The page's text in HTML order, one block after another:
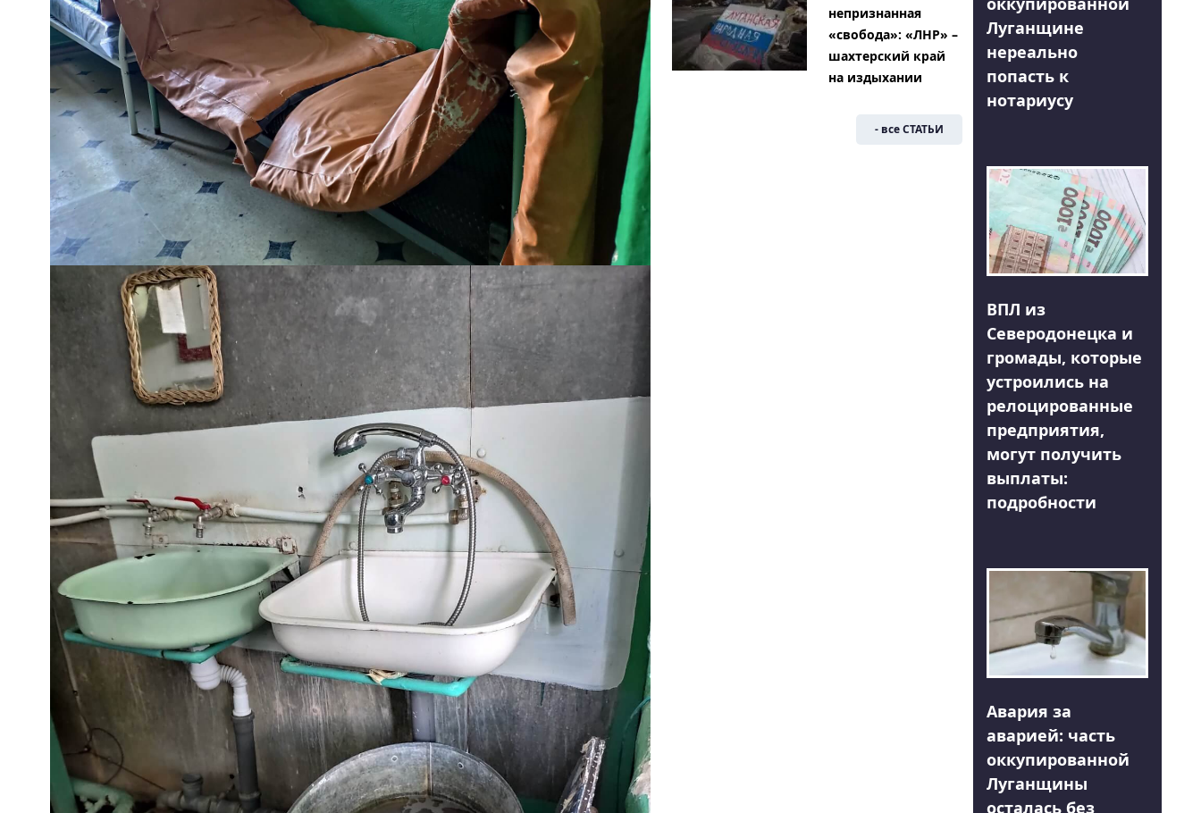
непризнанная
«свобода»: «ЛНР» –
шахтерский край
на издыхании
- все СТАТЬИ
Луганщине
нереально
попасть к
нотариусу
ВПЛ из
Северодонецка и
громады, которые
устроились на
релоцированные
предприятия,
могут получить
выплаты:
подробности
Авария за
аварией: часть
оккупированной
Луганщины
осталась без